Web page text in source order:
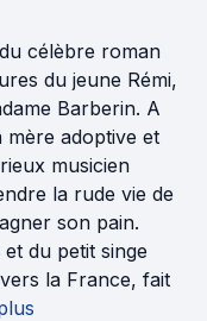
célèbre roman
du jeune Rémi,
Barberin. A
mère adoptive et
musicien
la rude vie de
son pain.
du petit singe
la France, fait